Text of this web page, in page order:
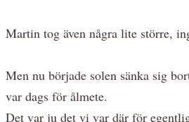
Martin tog även några lite större,
Men nu började solen sänka sig
var dags för ålmete.
Det var ju det vi var där för